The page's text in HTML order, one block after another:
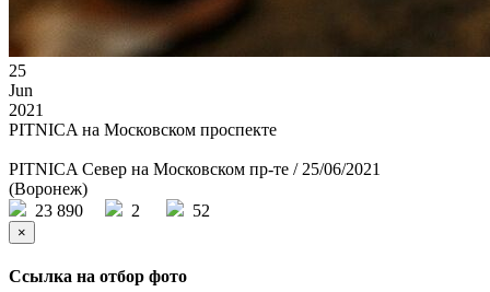
25
Jun
2021
PITNICA на Московском проспекте
PITNICA Север на Московском пр-те / 25/06/2021
(Воронеж)
23 890
2 52
×
Ссылка на отбор фото